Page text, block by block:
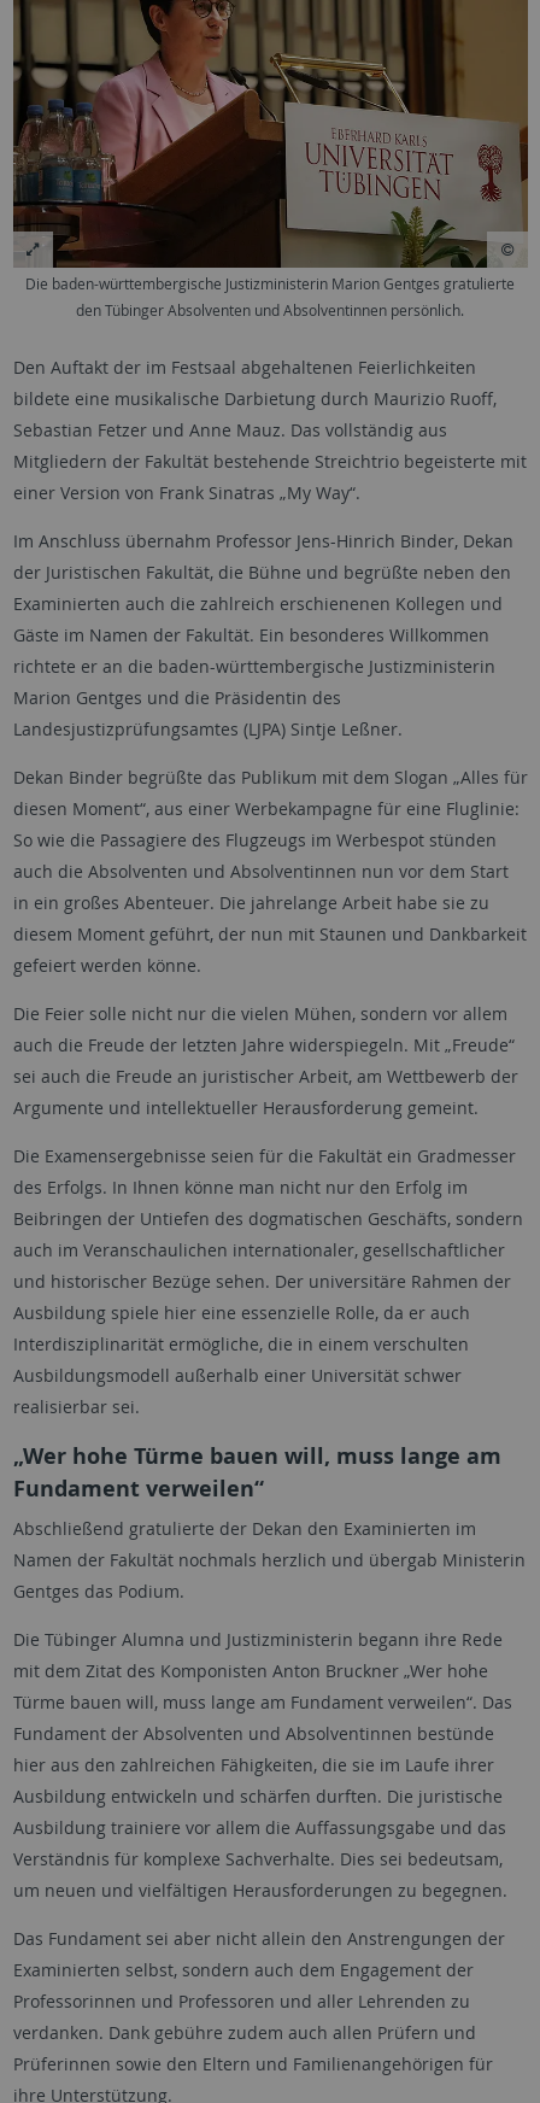
Die baden-württembergische Justizministerin Marion Gentges gratulierte
den Tübinger Absolventen und Absolventinnen persönlich.
Den Auftakt der im Festsaal abgehaltenen Feierlichkeiten
bildete eine musikalische Darbietung durch Maurizio Ruoff,
Sebastian Fetzer und Anne Mauz. Das vollständig aus
Mitgliedern der Fakultät bestehende Streichtrio begeisterte mit
einer Version von Frank Sinatras „My Way“.
Im Anschluss übernahm Professor Jens-Hinrich Binder, Dekan
der Juristischen Fakultät, die Bühne und begrüßte neben den
Examinierten auch die zahlreich erschienenen Kollegen und
Gäste im Namen der Fakultät. Ein besonderes Willkommen
richtete er an die baden-württembergische Justizministerin
Marion Gentges und die Präsidentin des
Landesjustizprüfungsamtes (LJPA) Sintje Leßner.
Dekan Binder begrüßte das Publikum mit dem Slogan „Alles für
diesen Moment“, aus einer Werbekampagne für eine Fluglinie:
So wie die Passagiere des Flugzeugs im Werbespot stünden
auch die Absolventen und Absolventinnen nun vor dem Start
in ein großes Abenteuer. Die jahrelange Arbeit habe sie zu
diesem Moment geführt, der nun mit Staunen und Dankbarkeit
gefeiert werden könne.
Die Feier solle nicht nur die vielen Mühen, sondern vor allem
auch die Freude der letzten Jahre widerspiegeln. Mit „Freude“
sei auch die Freude an juristischer Arbeit, am Wettbewerb der
Argumente und intellektueller Herausforderung gemeint.
Die Examensergebnisse seien für die Fakultät ein Gradmesser
des Erfolgs. In Ihnen könne man nicht nur den Erfolg im
Beibringen der Untiefen des dogmatischen Geschäfts, sondern
auch im Veranschaulichen internationaler, gesellschaftlicher
und historischer Bezüge sehen. Der universitäre Rahmen der
Ausbildung spiele hier eine essenzielle Rolle, da er auch
Interdisziplinarität ermögliche, die in einem verschulten
Ausbildungsmodell außerhalb einer Universität schwer
realisierbar sei.
„Wer hohe Türme bauen will, muss lange am
Fundament verweilen“
Abschließend gratulierte der Dekan den Examinierten im
Namen der Fakultät nochmals herzlich und übergab Ministerin
Gentges das Podium.
Die Tübinger Alumna und Justizministerin begann ihre Rede
mit dem Zitat des Komponisten Anton Bruckner „Wer hohe
Türme bauen will, muss lange am Fundament verweilen“. Das
Fundament der Absolventen und Absolventinnen bestünde
hier aus den zahlreichen Fähigkeiten, die sie im Laufe ihrer
Ausbildung entwickeln und schärfen durften. Die juristische
Ausbildung trainiere vor allem die Auffassungsgabe und das
Verständnis für komplexe Sachverhalte. Dies sei bedeutsam,
um neuen und vielfältigen Herausforderungen zu begegnen.
Das Fundament sei aber nicht allein den Anstrengungen der
Examinierten selbst, sondern auch dem Engagement der
Professorinnen und Professoren und aller Lehrenden zu
verdanken. Dank gebühre zudem auch allen Prüfern und
Prüferinnen sowie den Eltern und Familienangehörigen für
ihre Unterstützung.